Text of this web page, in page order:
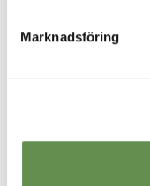
Marknadsföring